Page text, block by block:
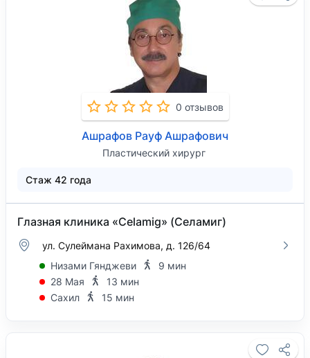
0 отзывов
Ашрафов Рауф Ашрафович
Пластический хирург
Стаж 42 года
Глазная клиника «Celamig» (Селамиг)
ул. Сулеймана Рахимова, д. 126/64
Низами Гянджеви
9 мин
28 Мая
13 мин
Сахил
15 мин